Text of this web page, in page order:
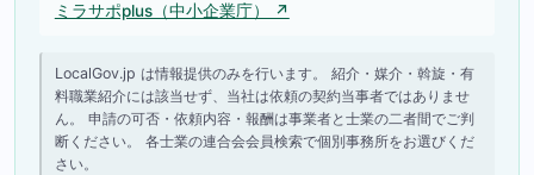
ミラサポplus（中小企業庁） ↗
LocalGov.jp は情報提供のみを行います。 紹介・媒介・斡旋・有
料職業紹介には該当せず、当社は依頼の契約当事者ではありませ
ん。 申請の可否・依頼内容・報酬は事業者と士業の二者間でご判
断ください。 各士業の連合会会員検索で個別事務所をお選びくだ
さい。